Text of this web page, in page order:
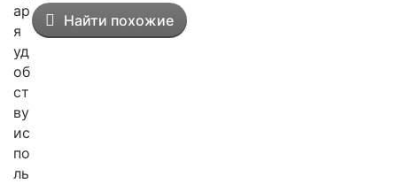
ар
я
уд
об
ст
ву
ис
по
ль
Найти похожие